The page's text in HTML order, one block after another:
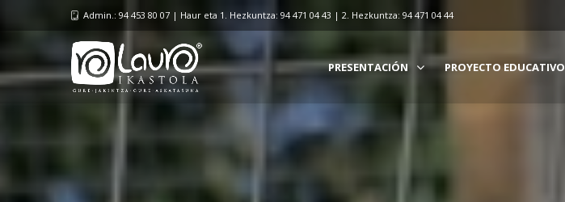
Admin.: 94 453 80 07 | Haur eta 1. Hezkuntza: 94 471 04 43 | 2. Hezkuntza: 94 471 04 44
PRESENTACIÓN PROYECTO EDUCATIVO